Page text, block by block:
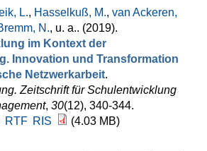
L., Hasselkuß, M., van Ackeren,
N., u. a.. (2019).
im Kontext der
Innovation und Transformation
Netzwerkarbeit.
Zeitschrift für Schulentwicklung
, 30(12), 340-344.
RTF RIS (4.03 MB)